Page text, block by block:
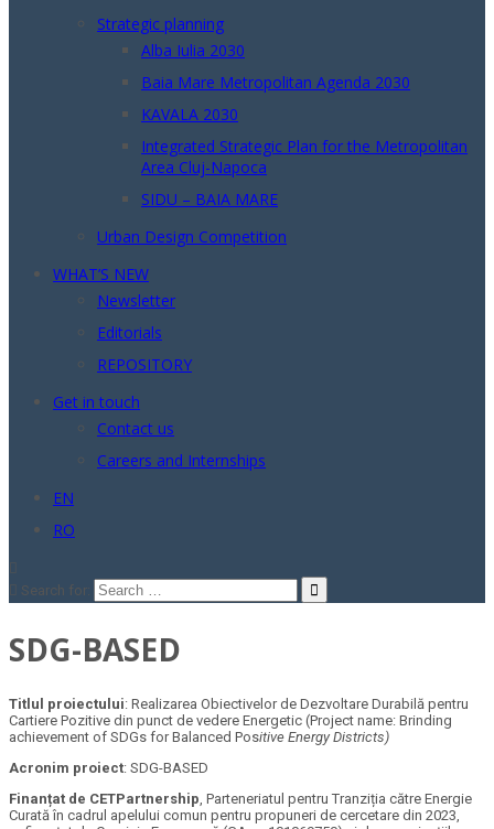
Strategic planning
Alba Iulia 2030
Baia Mare Metropolitan Agenda 2030
KAVALA 2030
Integrated Strategic Plan for the Metropolitan
Area Cluj-Napoca
SIDU – BAIA MARE
Urban Design Competition
WHAT’S NEW
Newsletter
Editorials
REPOSITORY
Get in touch
Contact us
Careers and Internships
EN
RO
Search for:
SDG-BASED
Titlul proiectului: Realizarea Obiectivelor de Dezvoltare Durabilă pentru
Cartiere Pozitive din punct de vedere Energetic (Project name: Brinding
achievement of SDGs for Balanced Positive Energy Districts)
Acronim proiect: SDG-BASED
Finanțat de CETPartnership, Parteneriatul pentru Tranziția către Energie
Curată în cadrul apelului comun pentru propuneri de cercetare din 2023,